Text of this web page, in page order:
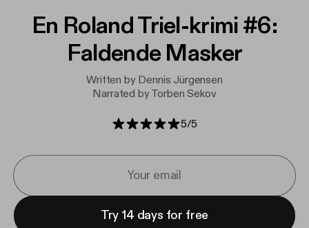
En Roland Triel-krimi #6:
Faldende Masker
Written by Dennis Jürgensen
Narrated by Torben Sekov
5/5
Try 14 days for free